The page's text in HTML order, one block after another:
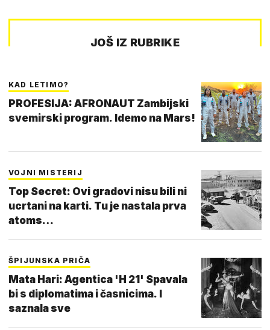
JOŠ IZ RUBRIKE
KAD LETIMO?
PROFESIJA: AFRONAUT Zambijski
svemirski program. Idemo na Mars!
VOJNI MISTERIJ
Top Secret: Ovi gradovi nisu bili ni
ucrtani na karti. Tu je nastala prva
atoms…
ŠPIJUNSKA PRIČA
Mata Hari: Agentica 'H 21' Spavala
bi s diplomatima i časnicima. I
saznala sve